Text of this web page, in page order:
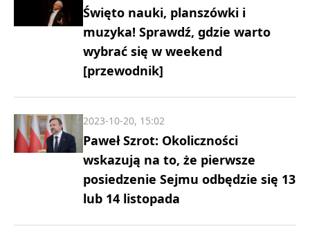
Święto nauki, planszówki i
muzyka! Sprawdź, gdzie warto
wybrać się w weekend
[przewodnik]
Paweł Szrot: Okoliczności
wskazują na to, że pierwsze
posiedzenie Sejmu odbędzie się 13
lub 14 listopada
2023-10-20, 15:02